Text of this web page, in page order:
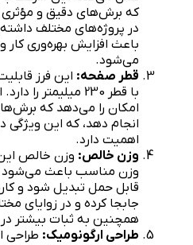
که برش‌های دقیق و مؤثری
در پروژه‌های مختلف
باعث افزایش بهره‌وری
می‌شود.
قطر صفحه: این فرز
با قطر 230 میلیمتر
امکان را می‌دهد که
انجام دهد، که این ویژگی
اهمیت دارد.
وزن خالص:
وزن مناسب باعث می‌شود
قابل حمل تبدیل شود و
جابجا کرده و در زوایای
همچنین به ثبات بیشتر
طراحی ارگونومیک: طراحی